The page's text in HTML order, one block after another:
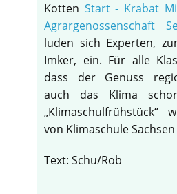
Kotten Start - Krabat
Agrargenossenschaft
luden sich Experten,
Imker, ein. Für alle
dass der Genuss
auch das Klima
„Klimaschulfrühstück“
von Klimaschule
Text: Schu/Rob